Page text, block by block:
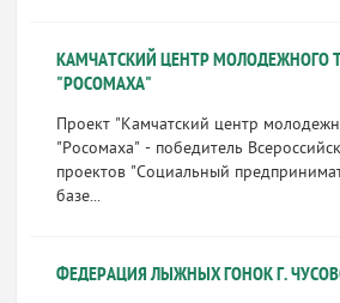
КАМЧАТСКИЙ ЦЕНТР МОЛОДЕЖНОГО
"РОСОМАХА"
Проект "Камчатский центр
"Росомаха" - победитель
проектов "Социальный
базе...
ФЕДЕРАЦИЯ ЛЫЖНЫХ ГОНОК Г.